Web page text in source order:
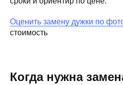
Оценить замену дужки по
стоимость
Когда нужна